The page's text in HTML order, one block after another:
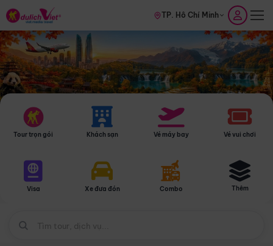
TP. Hồ Chí Minh
Tour trọn gói Khách sạn Vé máy bay Vé vui chơi
Visa Xe đưa đón Combo Thêm